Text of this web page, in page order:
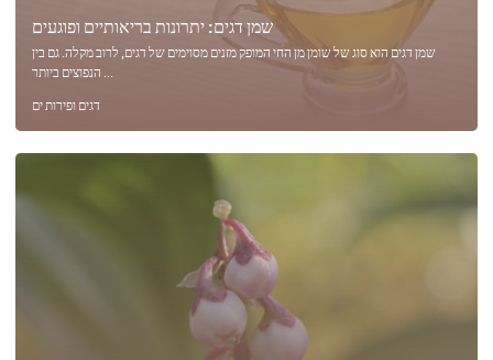
שמן דגים: יתרונות בריאותיים ופוגעים
שמן דגים הוא סוג של שומן מן החי המופק מזנים מסוימים של דגים, לרוב מקלה. גם בין
הנפוצים ביותר ...
דגים ופירות ים